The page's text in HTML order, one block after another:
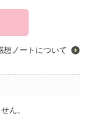
想ノートについて
ん。